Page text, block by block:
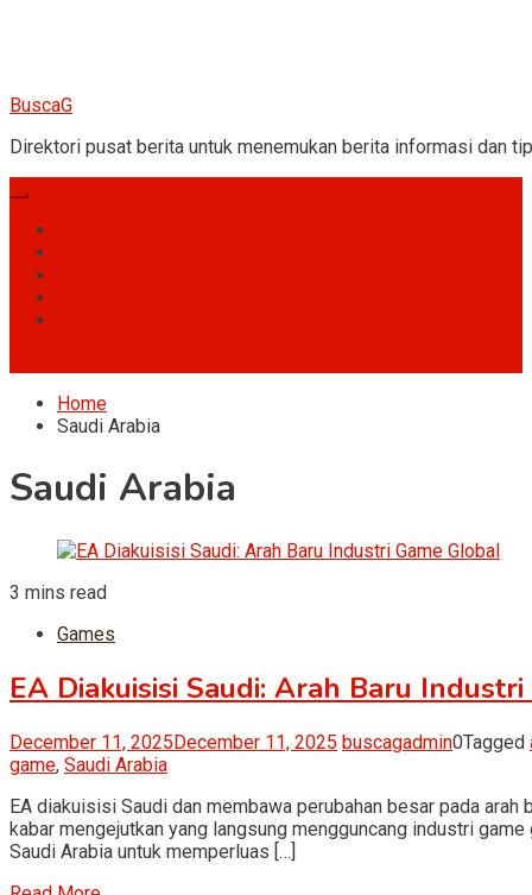
BuscaG
Direktori pusat berita untuk menemukan berita informasi dan
Home
Saudi Arabia
Saudi Arabia
3 mins read
Games
EA Diakuisisi Saudi: Arah Baru
December 11, 2025December 11, 2025 buscagadmin0Tagged
game, Saudi Arabia
EA diakuisisi Saudi dan membawa perubahan besar pada
kabar mengejutkan yang langsung mengguncang industri
Saudi Arabia untuk memperluas […]